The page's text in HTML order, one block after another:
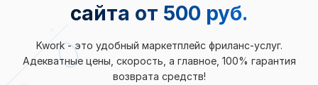
сайта от 500 руб.
Kwork - это удобный маркетплейс фриланс-услуг.
Адекватные цены, скорость, а главное, 100% гарантия
возврата средств!